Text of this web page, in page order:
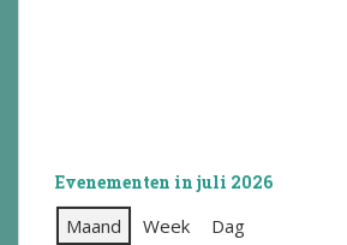
Evenementen in juli 2026
Maand Week Dag